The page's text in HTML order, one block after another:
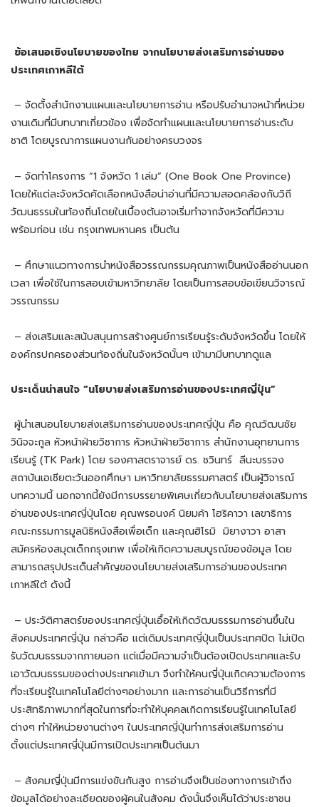
ข้อเสนอเชิงนโยบายของไทย จากนโยบายส่งเสริมการอ่านของ
ประเทศเกาหลีใต้
– จัดตั้งสำนักงานแผนและนโยบายการอ่าน หรือปรับอำนาจหน้าที่หน่วย
งานเดิมที่มีบทบาทเกี่ยวข้อง เพื่อจัดทำแผนและนโยบายการอ่านระดับ
ชาติ โดยบูรณาการแผนงานกันอย่างครบวงจร
– จัดทำโครงการ “1 จังหวัด 1 เล่ม” (One Book One Province)
โดยให้แต่ละจังหวัดคัดเลือกหนังสือน่าอ่านที่มีความสอดคล้องกับวิถี
วัฒนธรรมในท้องถิ่นโดยในเบื้องต้นอาจเริ่มทำจากจังหวัดที่มีความ
พร้อมก่อน เช่น กรุงเทพมหานคร เป็นต้น
– ศึกษาแนวทางการนำหนังสือวรรณกรรมคุณภาพเป็นหนังสืออ่านนอก
เวลา เพื่อใช้ในการสอบเข้ามหาวิทยาลัย โดยเป็นการสอบข้อเขียนวิจารณ์
วรรณกรรม
– ส่งเสริมและสนับสนุนการสร้างศูนย์การเรียนรู้ระดับจังหวัดขึ้น โดยให้
องค์กรปกครองส่วนท้องถิ่นในจังหวัดนั้นๆ เข้ามามีบทบาทดูแล
ประเด็นน่าสนใจ “นโยบายส่งเสริมการอ่านของประเทศญี่ปุ่น”
ผู้นำเสนอนโยบายส่งเสริมการอ่านของประเทศญี่ปุ่น คือ คุณวัฒนชัย
วินิจจะกูล หัวหน้าฝ่ายวิชาการ หัวหน้าฝ่ายวิชาการ สำนักงานอุทยานการ
เรียนรู้ (TK Park) โดย รองศาสตราจารย์ ดร. ชวินทร์ ลีนะบรรจง
สถาบันเอเชียตะวันออกศึกษา มหาวิทยาลัยธรรมศาสตร์ เป็นผู้วิจารณ์
บทความนี้ นอกจากนี้ยังมีการบรรยายพิเศษเกี่ยวกับนโยบายส่งเสริมการ
อ่านของประเทศญี่ปุ่นโดย คุณพรอนงค์ นิยมค้า โฮริคาวา เลขาธิการ
คณะกรรมการมูลนิธิหนังสือเพื่อเด็ก และคุณฮิโรมิ มิยางาวา อาสา
สมัครห้องสมุดเด็กกรุงเทพ เพื่อให้เกิดความสมบูรณ์ของข้อมูล โดย
สามารถสรุปประเด็นสำคัญของนโยบายส่งเสริมการอ่านของประเทศ
เกาหลีใต้ ดังนี้
– ประวัติศาสตร์ของประเทศญี่ปุ่นเอื้อให้เกิดวัฒนธรรมการอ่านขึ้นใน
สังคมประเทศญี่ปุ่น กล่าวคือ แต่เดิมประเทศญี่ปุ่นเป็นประเทศปิด ไม่เปิด
รับวัฒนธรรมจากภายนอก แต่เมื่อมีความจำเป็นต้องเปิดประเทศและรับ
เอาวัฒนธรรมของต่างประเทศเข้ามา จึงทำให้คนญี่ปุ่นเกิดความต้องการ
ที่จะเรียนรู้ในเทคโนโลยีต่างๆอย่างมาก และการอ่านเป็นวิธีการที่มี
ประสิทธิภาพมากที่สุดในการที่จะทำให้บุคคลเกิดการเรียนรู้ในเทคโนโลยี
ต่างๆ ทำให้หน่วยงานต่างๆ ในประเทศญี่ปุ่นทำการส่งเสริมการอ่าน
ตั้งแต่ประเทศญี่ปุ่นมีการเปิดประเทศเป็นต้นมา
– สังคมญี่ปุ่นมีการแข่งขันกันสูง การอ่านจึงเป็นช่องทางการเข้าถึง
ข้อมูลได้อย่างละเอียดของผู้คนในสังคม ดังนั้นจึงเห็นได้ว่าประชาชน